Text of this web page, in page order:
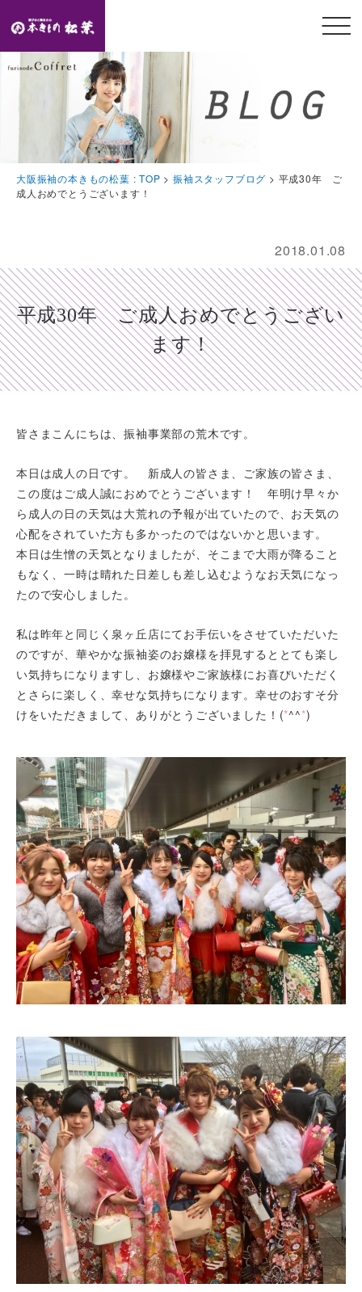
トップページ
Feature
本きもの松葉の特徴
Collection
振袖コレクション
Plan
プラン
Shop list
ピックアップ店舗
Blog
スタッフブログ
Gallery
お客様ギャラリー
Kimono Yuubi
レンタルモール
メニ
大阪振袖の本きもの松葉 : TOP >振袖スタッフブログ > 平成30年 ご
成人おめでとうございます！
2018.01.08
平成30年 ご成人おめでとうござい
ます！
皆さまこんにちは、振袖事業部の荒木です。
本日は成人の日です。 新成人の皆さま、ご家族の皆さま、
この度はご成人誠におめでとうございます！ 年明け早々か
ら成人の日の天気は大荒れの予報が出ていたので、お天気の
心配をされていた方も多かったのではないかと思います。
本日は生憎の天気となりましたが、そこまで大雨が降ること
もなく、一時は晴れた日差しも差し込むようなお天気になっ
たので安心しました。
私は昨年と同じく泉ヶ丘店にてお手伝いをさせていただいた
のですが、華やかな振袖姿のお嬢様を拝見するととても楽し
い気持ちになりますし、お嬢様やご家族様にお喜びいただく
とさらに楽しく、幸せな気持ちになります。幸せのおすそ分
けをいただきまして、ありがとうございました！(*^^*)